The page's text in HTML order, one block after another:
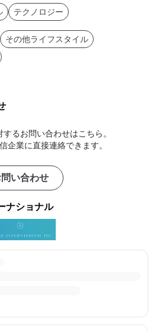
テクノロジー
その他ライフスタイル
るお問い合わせはこちら。
企業に直接連絡できます。
問い合わせ
ナショナル